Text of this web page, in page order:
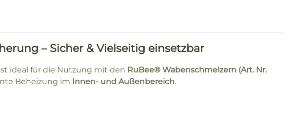
– Sicher & Vielseitig einsetzbar
ideal für die Nutzung mit den RuBee® Wabenschmelzern (Art. Nr.
Beheizung im Innen- und Außenbereich.